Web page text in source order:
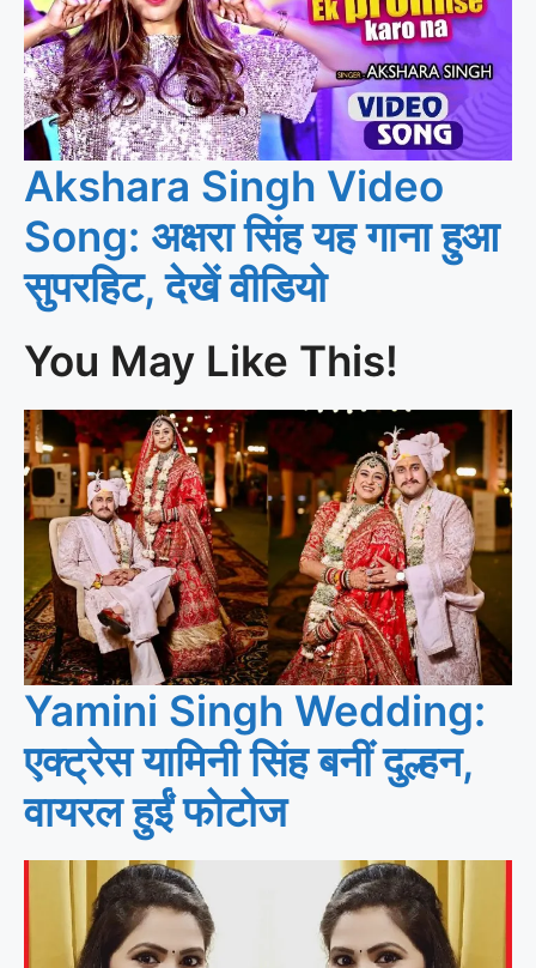
Akshara Singh Video
Song: अक्षरा सिंह यह गाना हुआ
सुपरहिट, देखें वीडियो
You May Like This!
Yamini Singh Wedding:
एक्ट्रेस यामिनी सिंह बनीं दुल्हन,
वायरल हुईं फोटोज